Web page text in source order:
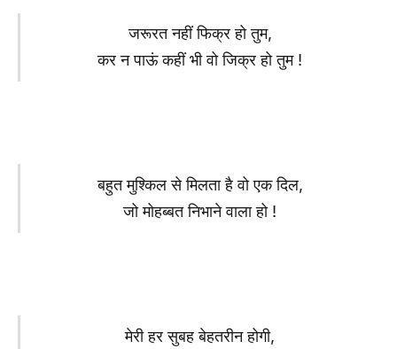
जरूरत नहीं फिक्र हो तुम,
कर न पाऊं कहीं भी वो जिक्र हो तुम !
बहुत मुश्किल से मिलता है वो एक दिल,
जो मोहब्बत निभाने वाला हो !
मेरी हर सुबह बेहतरीन होगी,